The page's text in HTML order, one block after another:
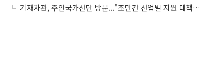
기재차관, 주안국가산단 방문..."조만간 산업별 지원 대책 발표"